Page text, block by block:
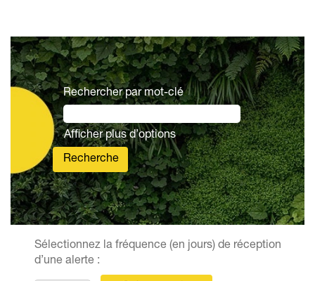
Rechercher par mot-clé
Afficher plus d’options
Sélectionnez la fréquence (en jours) de réception
d’une alerte :